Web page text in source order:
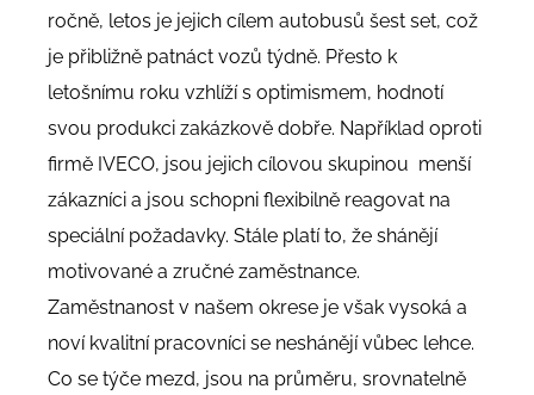
ročně, letos je jejich cílem autobusů šest set, což
je přibližně patnáct vozů týdně. Přesto k
letošnímu roku vzhlíží s optimismem, hodnotí
svou produkci zakázkově dobře. Například oproti
firmě IVECO, jsou jejich cílovou skupinou menší
zákazníci a jsou schopni flexibilně reagovat na
speciální požadavky. Stále platí to, že shánějí
motivované a zručné zaměstnance.
Zaměstnanost v našem okrese je však vysoká a
noví kvalitní pracovníci se neshánějí vůbec lehce.
Co se týče mezd, jsou na průměru, srovnatelně